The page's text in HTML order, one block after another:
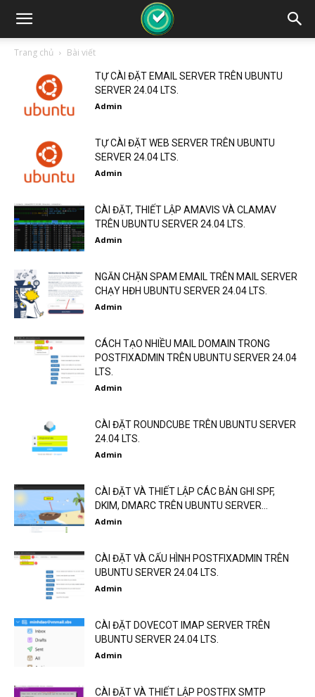
Trang chủ Bài viết
TỰ CÀI ĐẶT EMAIL SERVER TRÊN UBUNTU
SERVER 24.04 LTS.
Admin
TỰ CÀI ĐẶT WEB SERVER TRÊN UBUNTU
SERVER 24.04 LTS.
Admin
CÀI ĐẶT, THIẾT LẬP AMAVIS VÀ CLAMAV
TRÊN UBUNTU SERVER 24.04 LTS.
Admin
NGĂN CHẶN SPAM EMAIL TRÊN MAIL SERVER
CHẠY HĐH UBUNTU SERVER 24.04 LTS.
Admin
CÁCH TẠO NHIỀU MAIL DOMAIN TRONG
POSTFIXADMIN TRÊN UBUNTU SERVER 24.04
LTS.
Admin
CÀI ĐẶT ROUNDCUBE TRÊN UBUNTU SERVER
24.04 LTS.
Admin
CÀI ĐẶT VÀ THIẾT LẬP CÁC BẢN GHI SPF,
DKIM, DMARC TRÊN UBUNTU SERVER...
Admin
CÀI ĐẶT VÀ CẤU HÌNH POSTFIXADMIN TRÊN
UBUNTU SERVER 24.04 LTS.
Admin
CÀI ĐẶT DOVECOT IMAP SERVER TRÊN
UBUNTU SERVER 24.04 LTS.
Admin
CÀI ĐẶT VÀ THIẾT LẬP POSTFIX SMTP